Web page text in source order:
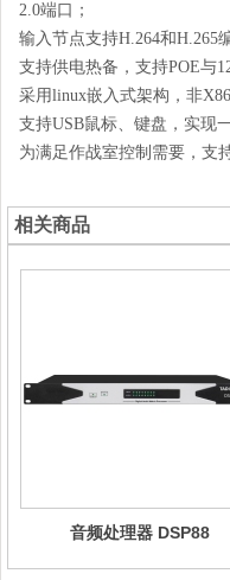
2.0端口；
输入节点支持H.264和H.265
支持供电热备，支持POE与
采用linux嵌入式架构，非
支持USB鼠标、键盘，实现
为满足作战室控制需要，支
相关商品
音频处理器 DSP88